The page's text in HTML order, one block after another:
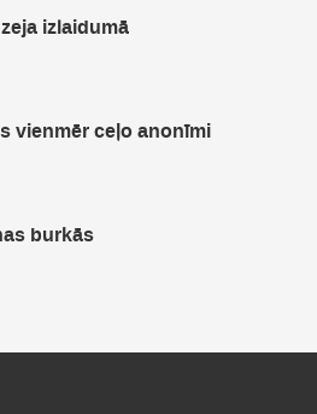
izlaidumā
vienmēr ceļo anonīmi
burkās